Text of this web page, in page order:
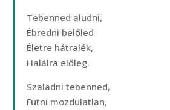
Tebenned aludni,
Ébredni belőled
Életre hátralék,
Halálra előleg.
Szaladni tebenned,
Futni mozdulatlan,